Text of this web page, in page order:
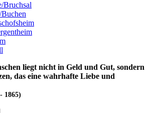
Bruchsal
liegt nicht in Geld und Gut, sondern
das eine wahrhafte Liebe und
1865)